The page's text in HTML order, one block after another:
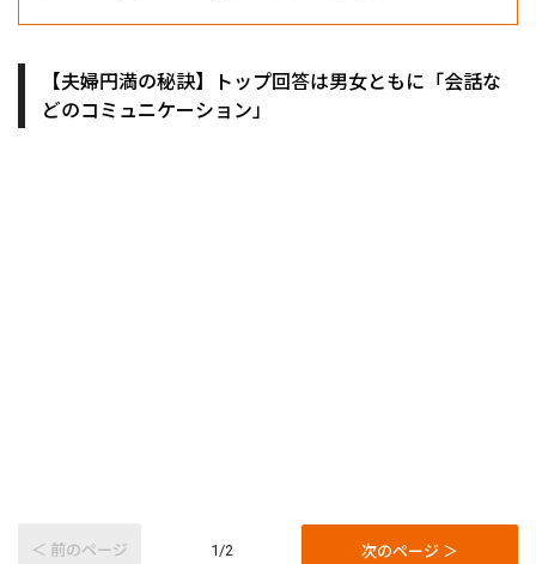
【夫婦円満の秘訣】トップ回答は男女ともに「会話な
どのコミュニケーション」
＜ 前のページ 1/2 次のページ ＞